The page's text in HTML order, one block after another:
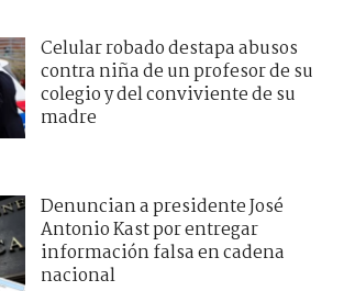
Celular robado destapa abusos
contra niña de un profesor de su
colegio y del conviviente de su
madre
Denuncian a presidente José
Antonio Kast por entregar
información falsa en cadena
nacional